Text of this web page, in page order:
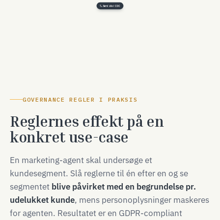
Saml alle i CDC
GOVERNANCE REGLER I PRAKSIS
Reglernes effekt på en
konkret use-case
En marketing-agent skal undersøge et
kundesegment. Slå reglerne til én efter en og se
segmentet blive påvirket med en begrundelse pr.
udelukket kunde, mens personoplysninger maskeres
for agenten. Resultatet er en GDPR-compliant